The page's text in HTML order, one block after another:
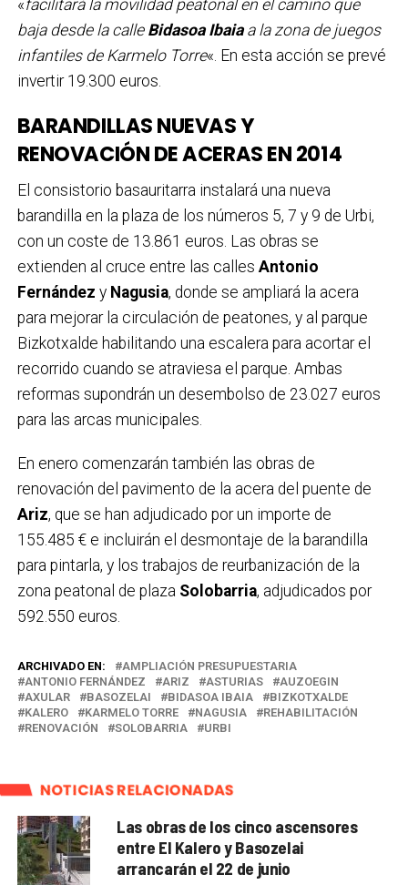
«facilitará la movilidad peatonal en el camino que
baja desde la calle Bidasoa Ibaiaa la zona de juegos
infantiles de Karmelo Torre«. En esta acción se prevé
invertir 19.300 euros.
BARANDILLAS NUEVAS Y
RENOVACIÓN DE ACERAS EN 2014
El consistorio basauritarra instalará una nueva
barandilla en la plaza de los números 5, 7 y 9 de Urbi,
con un coste de 13.861 euros. Las obras se
extienden al cruce entre las calles Antonio
Fernández y Nagusia, donde se ampliará la acera
para mejorar la circulación de peatones, y al parque
Bizkotxalde habilitando una escalera para acortar el
recorrido cuando se atraviesa el parque. Ambas
reformas supondrán un desembolso de 23.027 euros
para las arcas municipales.
En enero comenzarán también las obras de
renovación del pavimento de la acera del puente de
Ariz, que se han adjudicado por un importe de
155.485 € e incluirán el desmontaje de la barandilla
para pintarla, y los trabajos de reurbanización de la
zona peatonal de plaza Solobarria, adjudicados por
592.550 euros.
ARCHIVADO EN:
AMPLIACIÓN PRESUPUESTARIA
ANTONIO FERNÁNDEZ
ARIZ ASTURIAS
AUZOEGIN
AXULAR
BASOZELAI BIDASOA IBAIA
BIZKOTXALDE
KALERO
KARMELO TORRE NAGUSIA
REHABILITACIÓN
RENOVACIÓN
SOLOBARRIA URBI
NOTICIAS RELACIONADAS
Las obras de los cinco ascensores
entre El Kalero y Basozelai
arrancarán el 22 de junio